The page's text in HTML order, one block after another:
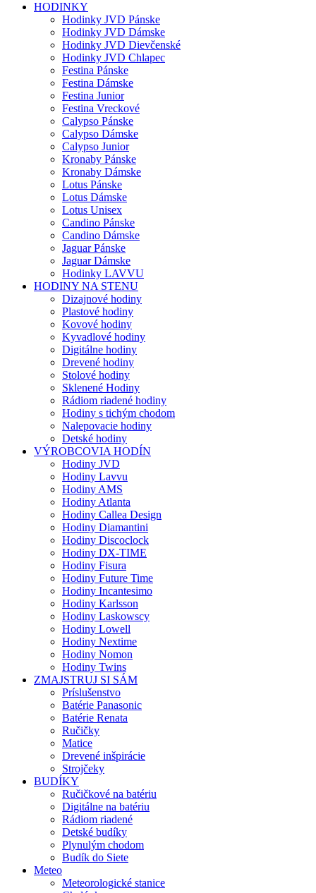
HODINKY
Hodinky JVD Pánske
Hodinky JVD Dámske
Hodinky JVD Dievčenské
Hodinky JVD Chlapec
Festina Pánske
Festina Dámske
Festina Junior
Festina Vreckové
Calypso Pánske
Calypso Dámske
Calypso Junior
Kronaby Pánske
Kronaby Dámske
Lotus Pánske
Lotus Dámske
Lotus Unisex
Candino Pánske
Candino Dámske
Jaguar Pánske
Jaguar Dámske
Hodinky LAVVU
HODINY NA STENU
Dizajnové hodiny
Plastové hodiny
Kovové hodiny
Kyvadlové hodiny
Digitálne hodiny
Drevené hodiny
Stolové hodiny
Sklenené Hodiny
Rádiom riadené hodiny
Hodiny s tichým chodom
Nalepovacie hodiny
Detské hodiny
VÝROBCOVIA HODÍN
Hodiny JVD
Hodiny Lavvu
Hodiny AMS
Hodiny Atlanta
Hodiny Callea Design
Hodiny Diamantini
Hodiny Discoclock
Hodiny DX-TIME
Hodiny Fisura
Hodiny Future Time
Hodiny Incantesimo
Hodiny Karlsson
Hodiny Laskowscy
Hodiny Lowell
Hodiny Nextime
Hodiny Nomon
Hodiny Twins
ZMAJSTRUJ SI SÁM
Príslušenstvo
Batérie Panasonic
Batérie Renata
Ručičky
Matice
Drevené inšpirácie
Strojčeky
BUDÍKY
Ručičkové na batériu
Digitálne na batériu
Rádiom riadené
Detské budíky
Plynulým chodom
Budík do Siete
Meteo
Meteorologické stanice